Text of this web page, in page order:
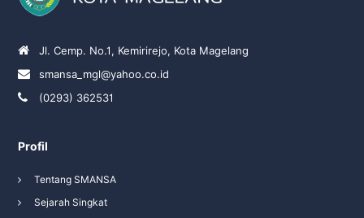
Jl. Cemp. No.1, Kemirirejo, Kota Magelang
smansa_mgl@yahoo.co.id
(0293) 362531
Profil
Tentang SMANSA
Sejarah Singkat